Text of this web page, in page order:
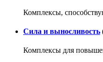
Комплексы,
Сила и выносливость
Комплексы для